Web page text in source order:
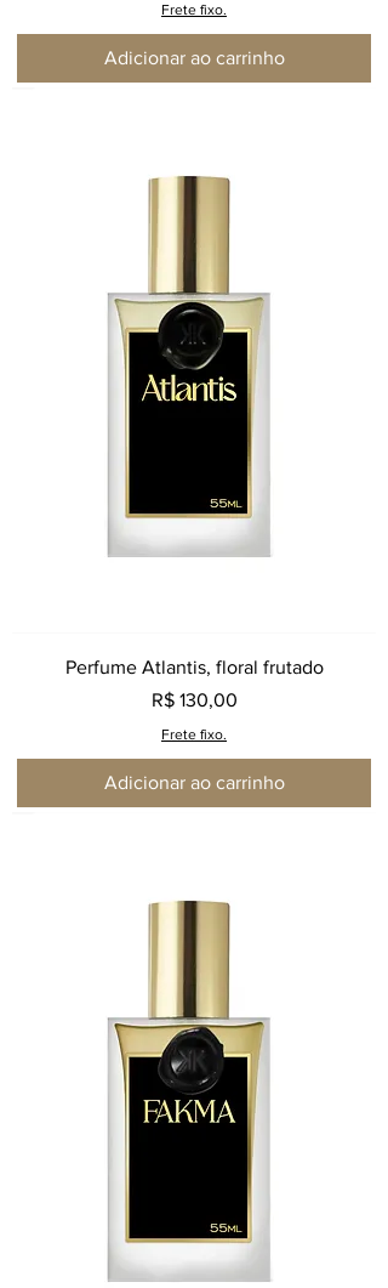
Frete fixo.
Adicionar ao carrinho
Perfume Atlantis, floral frutado
Preço
R$ 130,00
Frete fixo.
Adicionar ao carrinho